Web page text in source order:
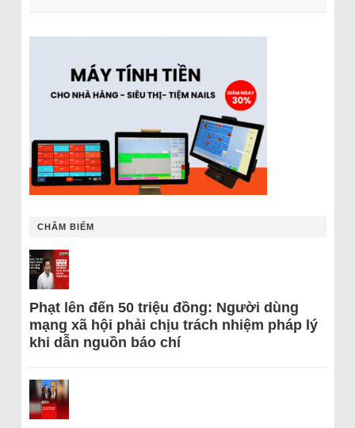
CHÂM BIẾM
Phạt lên đến 50 triệu đồng: Người dùng
mạng xã hội phải chịu trách nhiệm pháp lý
khi dẫn nguồn báo chí